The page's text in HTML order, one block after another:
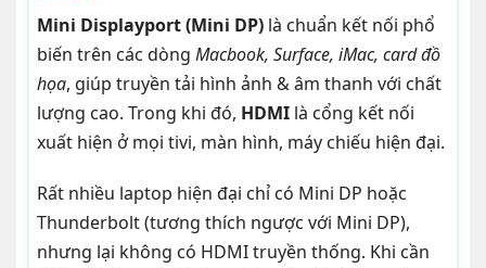
Mini Displayport (Mini DP) là chuẩn kết nối phổ
biến trên các dòng Macbook, Surface, iMac, card đồ
họa, giúp truyền tải hình ảnh & âm thanh với chất
lượng cao. Trong khi đó, HDMI là cổng kết nối
xuất hiện ở mọi tivi, màn hình, máy chiếu hiện đại.
Rất nhiều laptop hiện đại chỉ có Mini DP hoặc
Thunderbolt (tương thích ngược với Mini DP),
nhưng lại không có HDMI truyền thống. Khi cần